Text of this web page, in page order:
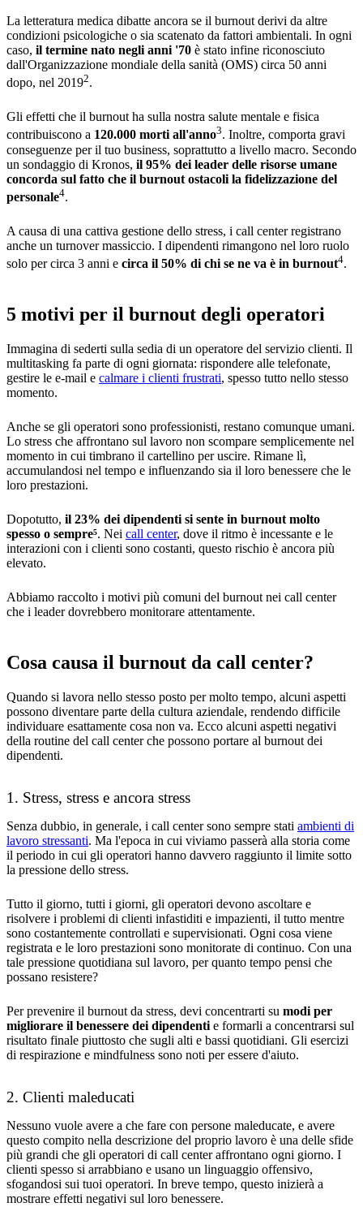
La letteratura medica dibatte ancora se il burnout derivi da altre
condizioni psicologiche o sia scatenato da fattori ambientali. In ogni
caso, il termine nato negli anni '70 è stato infine riconosciuto
dall'Organizzazione mondiale della sanità (OMS) circa 50 anni
dopo, nel 20192.
Gli effetti che il burnout ha sulla nostra salute mentale e fisica
contribuiscono a 120.000 morti all'anno3. Inoltre, comporta gravi
conseguenze per il tuo business, soprattutto a livello macro. Secondo
un sondaggio di Kronos, il 95% dei leader delle risorse umane
concorda sul fatto che il burnout ostacoli la fidelizzazione del
personale4.
A causa di una cattiva gestione dello stress, i call center registrano
anche un turnover massiccio. I dipendenti rimangono nel loro ruolo
solo per circa 3 anni e circa il 50% di chi se ne va è in burnout4.
5 motivi per il burnout degli operatori
Immagina di sederti sulla sedia di un operatore del servizio clienti. Il
multitasking fa parte di ogni giornata: rispondere alle telefonate,
gestire le e-mail e calmare i clienti frustrati, spesso tutto nello stesso
momento.
Anche se gli operatori sono professionisti, restano comunque umani.
Lo stress che affrontano sul lavoro non scompare semplicemente nel
momento in cui timbrano il cartellino per uscire. Rimane lì,
accumulandosi nel tempo e influenzando sia il loro benessere che le
loro prestazioni.
Dopotutto, il 23% dei dipendenti si sente in burnout molto
spesso o sempre⁵. Nei call center, dove il ritmo è incessante e le
interazioni con i clienti sono costanti, questo rischio è ancora più
elevato.
Abbiamo raccolto i motivi più comuni del burnout nei call center
che i leader dovrebbero monitorare attentamente.
Cosa causa il burnout da call center?
Quando si lavora nello stesso posto per molto tempo, alcuni aspetti
possono diventare parte della cultura aziendale, rendendo difficile
individuare esattamente cosa non va. Ecco alcuni aspetti negativi
della routine del call center che possono portare al burnout dei
dipendenti.
1. Stress, stress e ancora stress
Senza dubbio, in generale, i call center sono sempre stati ambienti di
lavoro stressanti. Ma l'epoca in cui viviamo passerà alla storia come
il periodo in cui gli operatori hanno davvero raggiunto il limite sotto
la pressione dello stress.
Tutto il giorno, tutti i giorni, gli operatori devono ascoltare e
risolvere i problemi di clienti infastiditi e impazienti, il tutto mentre
sono costantemente controllati e supervisionati. Ogni cosa viene
registrata e le loro prestazioni sono monitorate di continuo. Con una
tale pressione quotidiana sul lavoro, per quanto tempo pensi che
possano resistere?
Per prevenire il burnout da stress, devi concentrarti su modi per
migliorare il benessere dei dipendenti e formarli a concentrarsi sul
risultato finale piuttosto che sugli alti e bassi quotidiani. Gli esercizi
di respirazione e mindfulness sono noti per essere d'aiuto.
2. Clienti maleducati
Nessuno vuole avere a che fare con persone maleducate, e avere
questo compito nella descrizione del proprio lavoro è una delle sfide
più grandi che gli operatori di call center affrontano ogni giorno. I
clienti spesso si arrabbiano e usano un linguaggio offensivo,
sfogandosi sui tuoi operatori. In breve tempo, questo inizierà a
mostrare effetti negativi sul loro benessere.